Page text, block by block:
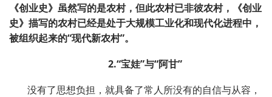
《创业史》虽然写的是农村，但此农村已非彼农村，《创业
史》描写的农村已经是处于大规模工业化和现代化进程中，
被组织起来的“现代新农村”。
2.“宝娃”与“阿甘”
没有了思想负担，就具备了常人所没有的自信与从容，